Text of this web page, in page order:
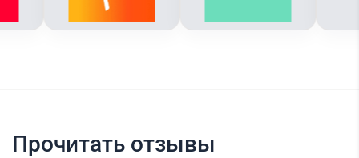
Прочитать отзывы